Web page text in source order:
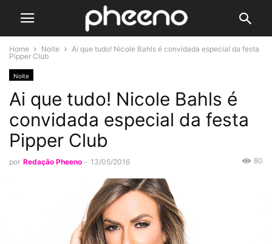
Home Noite
Ai que tudo! Nicole Bahls é convidada especial da festa
Pipper Club
Noite
Ai que tudo! Nicole Bahls é
convidada especial da festa
Pipper Club
por Redação Pheeno - 13/05/2016 80